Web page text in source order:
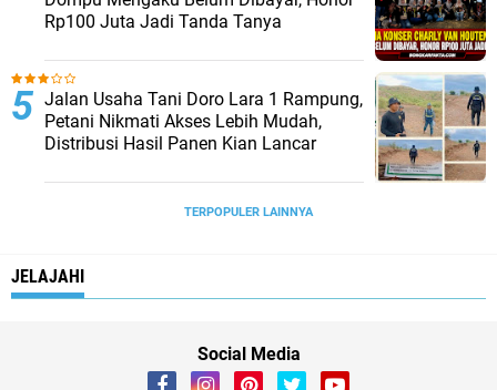
Rp100 Juta Jadi Tanda Tanya
Jalan Usaha Tani Doro Lara 1 Rampung,
Petani Nikmati Akses Lebih Mudah,
Distribusi Hasil Panen Kian Lancar
TERPOPULER LAINNYA
JELAJAHI
Social Media